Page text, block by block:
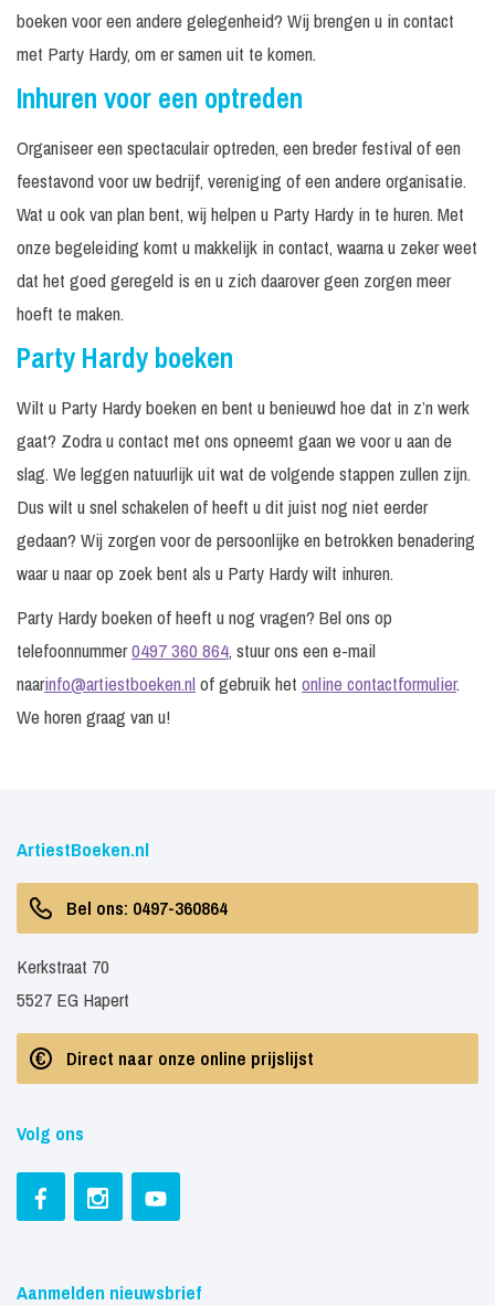
boeken voor een andere gelegenheid? Wij brengen u in contact
met Party Hardy, om er samen uit te komen.
Inhuren voor een optreden
Organiseer een spectaculair optreden, een breder festival of een
feestavond voor uw bedrijf, vereniging of een andere organisatie.
Wat u ook van plan bent, wij helpen u Party Hardy in te huren. Met
onze begeleiding komt u makkelijk in contact, waarna u zeker weet
dat het goed geregeld is en u zich daarover geen zorgen meer
hoeft te maken.
Party Hardy boeken
Wilt u Party Hardy boeken en bent u benieuwd hoe dat in z’n werk
gaat? Zodra u contact met ons opneemt gaan we voor u aan de
slag. We leggen natuurlijk uit wat de volgende stappen zullen zijn.
Dus wilt u snel schakelen of heeft u dit juist nog niet eerder
gedaan? Wij zorgen voor de persoonlijke en betrokken benadering
waar u naar op zoek bent als u Party Hardy wilt inhuren.
Party Hardy boeken of heeft u nog vragen? Bel ons op
telefoonnummer0497 360 864, stuur ons een e-mail
naarinfo@artiestboeken.nlof gebruik het online contactformulier.
We horen graag van u!
ArtiestBoeken.nl
Bel ons: 0497-360864
Kerkstraat 70
5527 EG Hapert
Direct naar onze online prijslijst
Volg ons
Aanmelden nieuwsbrief